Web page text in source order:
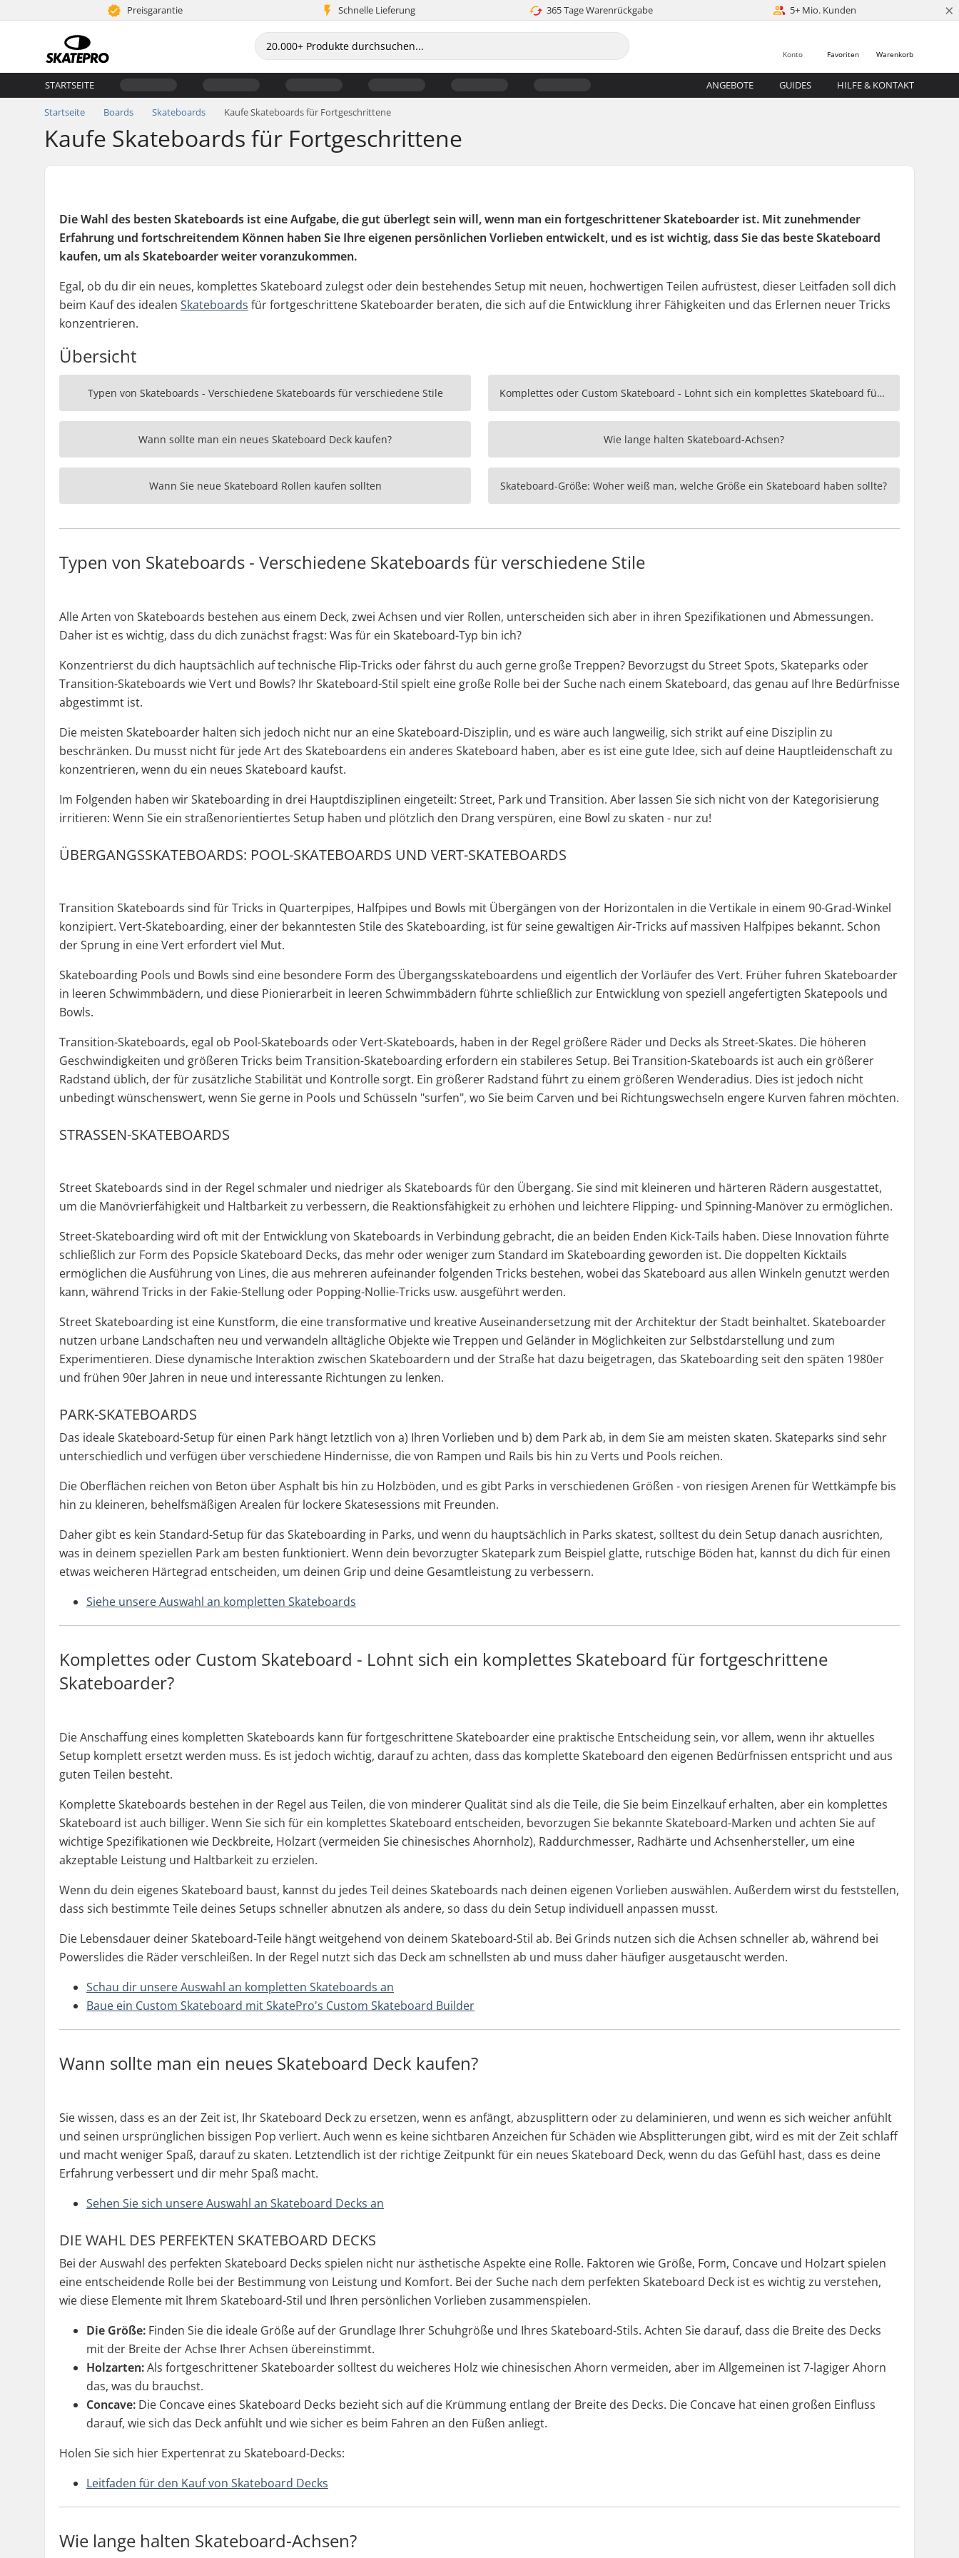
Preisgarantie Schnelle Lieferung 365 Tage Warenrückgabe 5+ Mio. Kunden ×
Warenkorb
Favoriten
Konto
STARTSEITE ANGEBOTE GUIDES HILFE & KONTAKT
Startseite Boards Skateboards Kaufe Skateboards für Fortgeschrittene
Kaufe Skateboards für Fortgeschrittene
Die Wahl des besten Skateboards ist eine Aufgabe, die gut überlegt sein will, wenn man ein fortgeschrittener Skateboarder ist. Mit zunehmender
Erfahrung und fortschreitendem Können haben Sie Ihre eigenen persönlichen Vorlieben entwickelt, und es ist wichtig, dass Sie das beste Skateboard
kaufen, um als Skateboarder weiter voranzukommen.
Egal, ob du dir ein neues, komplettes Skateboard zulegst oder dein bestehendes Setup mit neuen, hochwertigen Teilen aufrüstest, dieser Leitfaden soll dich
beim Kauf des idealen Skateboards für fortgeschrittene Skateboarder beraten, die sich auf die Entwicklung ihrer Fähigkeiten und das Erlernen neuer Tricks
konzentrieren.
Übersicht
Typen von Skateboards - Verschiedene Skateboards für verschiedene Stile Komplettes oder Custom Skateboard - Lohnt sich ein komplettes Skateboard für fortgeschrittene Skateboarder?
Wann sollte man ein neues Skateboard Deck kaufen? Wie lange halten Skateboard-Achsen?
Wann Sie neue Skateboard Rollen kaufen sollten Skateboard-Größe: Woher weiß man, welche Größe ein Skateboard haben sollte?
Typen von Skateboards - Verschiedene Skateboards für verschiedene Stile
Alle Arten von Skateboards bestehen aus einem Deck, zwei Achsen und vier Rollen, unterscheiden sich aber in ihren Spezifikationen und Abmessungen.
Daher ist es wichtig, dass du dich zunächst fragst: Was für ein Skateboard-Typ bin ich?
Konzentrierst du dich hauptsächlich auf technische Flip-Tricks oder fährst du auch gerne große Treppen? Bevorzugst du Street Spots, Skateparks oder
Transition-Skateboards wie Vert und Bowls? Ihr Skateboard-Stil spielt eine große Rolle bei der Suche nach einem Skateboard, das genau auf Ihre Bedürfnisse
abgestimmt ist.
Die meisten Skateboarder halten sich jedoch nicht nur an eine Skateboard-Disziplin, und es wäre auch langweilig, sich strikt auf eine Disziplin zu
beschränken. Du musst nicht für jede Art des Skateboardens ein anderes Skateboard haben, aber es ist eine gute Idee, sich auf deine Hauptleidenschaft zu
konzentrieren, wenn du ein neues Skateboard kaufst.
Im Folgenden haben wir Skateboarding in drei Hauptdisziplinen eingeteilt: Street, Park und Transition. Aber lassen Sie sich nicht von der Kategorisierung
irritieren: Wenn Sie ein straßenorientiertes Setup haben und plötzlich den Drang verspüren, eine Bowl zu skaten - nur zu!
ÜBERGANGSSKATEBOARDS: POOL-SKATEBOARDS UND VERT-SKATEBOARDS
Transition Skateboards sind für Tricks in Quarterpipes, Halfpipes und Bowls mit Übergängen von der Horizontalen in die Vertikale in einem 90-Grad-Winkel
konzipiert. Vert-Skateboarding, einer der bekanntesten Stile des Skateboarding, ist für seine gewaltigen Air-Tricks auf massiven Halfpipes bekannt. Schon
der Sprung in eine Vert erfordert viel Mut.
Skateboarding Pools und Bowls sind eine besondere Form des Übergangsskateboardens und eigentlich der Vorläufer des Vert. Früher fuhren Skateboarder
in leeren Schwimmbädern, und diese Pionierarbeit in leeren Schwimmbädern führte schließlich zur Entwicklung von speziell angefertigten Skatepools und
Bowls.
Transition-Skateboards, egal ob Pool-Skateboards oder Vert-Skateboards, haben in der Regel größere Räder und Decks als Street-Skates. Die höheren
Geschwindigkeiten und größeren Tricks beim Transition-Skateboarding erfordern ein stabileres Setup. Bei Transition-Skateboards ist auch ein größerer
Radstand üblich, der für zusätzliche Stabilität und Kontrolle sorgt. Ein größerer Radstand führt zu einem größeren Wenderadius. Dies ist jedoch nicht
unbedingt wünschenswert, wenn Sie gerne in Pools und Schüsseln "surfen", wo Sie beim Carven und bei Richtungswechseln engere Kurven fahren möchten.
STRASSEN-SKATEBOARDS
Street Skateboards sind in der Regel schmaler und niedriger als Skateboards für den Übergang. Sie sind mit kleineren und härteren Rädern ausgestattet,
um die Manövrierfähigkeit und Haltbarkeit zu verbessern, die Reaktionsfähigkeit zu erhöhen und leichtere Flipping- und Spinning-Manöver zu ermöglichen.
Street-Skateboarding wird oft mit der Entwicklung von Skateboards in Verbindung gebracht, die an beiden Enden Kick-Tails haben. Diese Innovation führte
schließlich zur Form des Popsicle Skateboard Decks, das mehr oder weniger zum Standard im Skateboarding geworden ist. Die doppelten Kicktails
ermöglichen die Ausführung von Lines, die aus mehreren aufeinander folgenden Tricks bestehen, wobei das Skateboard aus allen Winkeln genutzt werden
kann, während Tricks in der Fakie-Stellung oder Popping-Nollie-Tricks usw. ausgeführt werden.
Street Skateboarding ist eine Kunstform, die eine transformative und kreative Auseinandersetzung mit der Architektur der Stadt beinhaltet. Skateboarder
nutzen urbane Landschaften neu und verwandeln alltägliche Objekte wie Treppen und Geländer in Möglichkeiten zur Selbstdarstellung und zum
Experimentieren. Diese dynamische Interaktion zwischen Skateboardern und der Straße hat dazu beigetragen, das Skateboarding seit den späten 1980er
und frühen 90er Jahren in neue und interessante Richtungen zu lenken.
PARK-SKATEBOARDS
Das ideale Skateboard-Setup für einen Park hängt letztlich von a) Ihren Vorlieben und b) dem Park ab, in dem Sie am meisten skaten. Skateparks sind sehr
unterschiedlich und verfügen über verschiedene Hindernisse, die von Rampen und Rails bis hin zu Verts und Pools reichen.
Die Oberflächen reichen von Beton über Asphalt bis hin zu Holzböden, und es gibt Parks in verschiedenen Größen - von riesigen Arenen für Wettkämpfe bis
hin zu kleineren, behelfsmäßigen Arealen für lockere Skatesessions mit Freunden.
Daher gibt es kein Standard-Setup für das Skateboarding in Parks, und wenn du hauptsächlich in Parks skatest, solltest du dein Setup danach ausrichten,
was in deinem speziellen Park am besten funktioniert. Wenn dein bevorzugter Skatepark zum Beispiel glatte, rutschige Böden hat, kannst du dich für einen
etwas weicheren Härtegrad entscheiden, um deinen Grip und deine Gesamtleistung zu verbessern.
Siehe unsere Auswahl an kompletten Skateboards
Komplettes oder Custom Skateboard - Lohnt sich ein komplettes Skateboard für fortgeschrittene
Skateboarder?
Die Anschaffung eines kompletten Skateboards kann für fortgeschrittene Skateboarder eine praktische Entscheidung sein, vor allem, wenn ihr aktuelles
Setup komplett ersetzt werden muss. Es ist jedoch wichtig, darauf zu achten, dass das komplette Skateboard den eigenen Bedürfnissen entspricht und aus
guten Teilen besteht.
Komplette Skateboards bestehen in der Regel aus Teilen, die von minderer Qualität sind als die Teile, die Sie beim Einzelkauf erhalten, aber ein komplettes
Skateboard ist auch billiger. Wenn Sie sich für ein komplettes Skateboard entscheiden, bevorzugen Sie bekannte Skateboard-Marken und achten Sie auf
wichtige Spezifikationen wie Deckbreite, Holzart (vermeiden Sie chinesisches Ahornholz), Raddurchmesser, Radhärte und Achsenhersteller, um eine
akzeptable Leistung und Haltbarkeit zu erzielen.
Wenn du dein eigenes Skateboard baust, kannst du jedes Teil deines Skateboards nach deinen eigenen Vorlieben auswählen. Außerdem wirst du feststellen,
dass sich bestimmte Teile deines Setups schneller abnutzen als andere, so dass du dein Setup individuell anpassen musst.
Die Lebensdauer deiner Skateboard-Teile hängt weitgehend von deinem Skateboard-Stil ab. Bei Grinds nutzen sich die Achsen schneller ab, während bei
Powerslides die Räder verschleißen. In der Regel nutzt sich das Deck am schnellsten ab und muss daher häufiger ausgetauscht werden.
Schau dir unsere Auswahl an kompletten Skateboards an
Baue ein Custom Skateboard mit SkatePro's Custom Skateboard Builder
Wann sollte man ein neues Skateboard Deck kaufen?
Sie wissen, dass es an der Zeit ist, Ihr Skateboard Deck zu ersetzen, wenn es anfängt, abzusplittern oder zu delaminieren, und wenn es sich weicher anfühlt
und seinen ursprünglichen bissigen Pop verliert. Auch wenn es keine sichtbaren Anzeichen für Schäden wie Absplitterungen gibt, wird es mit der Zeit schlaff
und macht weniger Spaß, darauf zu skaten. Letztendlich ist der richtige Zeitpunkt für ein neues Skateboard Deck, wenn du das Gefühl hast, dass es deine
Erfahrung verbessert und dir mehr Spaß macht.
Sehen Sie sich unsere Auswahl an Skateboard Decks an
DIE WAHL DES PERFEKTEN SKATEBOARD DECKS
Bei der Auswahl des perfekten Skateboard Decks spielen nicht nur ästhetische Aspekte eine Rolle. Faktoren wie Größe, Form, Concave und Holzart spielen
eine entscheidende Rolle bei der Bestimmung von Leistung und Komfort. Bei der Suche nach dem perfekten Skateboard Deck ist es wichtig zu verstehen,
wie diese Elemente mit Ihrem Skateboard-Stil und Ihren persönlichen Vorlieben zusammenspielen.
Die Größe: Finden Sie die ideale Größe auf der Grundlage Ihrer Schuhgröße und Ihres Skateboard-Stils. Achten Sie darauf, dass die Breite des Decks
mit der Breite der Achse Ihrer Achsen übereinstimmt.
Holzarten:Als fortgeschrittener Skateboarder solltest du weicheres Holz wie chinesischen Ahorn vermeiden, aber im Allgemeinen ist 7-lagiger Ahorn
das, was du brauchst.
Concave: Die Concave eines Skateboard Decks bezieht sich auf die Krümmung entlang der Breite des Decks. Die Concave hat einen großen Einfluss
darauf, wie sich das Deck anfühlt und wie sicher es beim Fahren an den Füßen anliegt.
Holen Sie sich hier Expertenrat zu Skateboard-Decks:
Leitfaden für den Kauf von Skateboard Decks
Wie lange halten Skateboard-Achsen?